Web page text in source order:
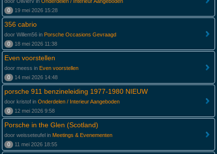
0
19 mei 2026 15:28
356 cabrio
door Willem56 in Porsche Occasions Gevraagd
0
18 mei 2026 11:38
Even voorstellen
door meess in Even voorstellen
0
14 mei 2026 14:48
porsche 911 benzineleiding 1977-1980 NIEUW
door kristof in Onderdelen / Interieur Aangeboden
0
12 mei 2026 9:58
Porsche in the Glen (Scotland)
door weisseteufel in Meetings & Evenementen
0
11 mei 2026 18:55